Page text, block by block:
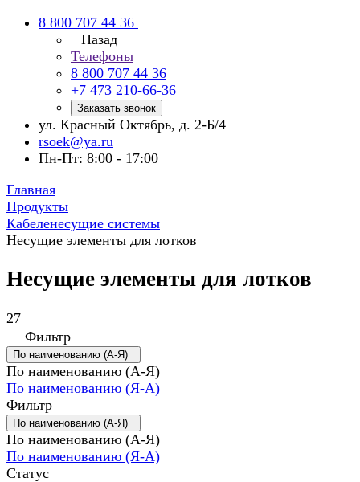
8 800 707 44 36
Назад
Телефоны
8 800 707 44 36
+7 473 210-66-36
Заказать звонок
ул. Красный Октябрь, д. 2-Б/4
rsoek@ya.ru
Пн-Пт: 8:00 - 17:00
Главная
Продукты
Кабеленесущие системы
Несущие элементы для лотков
Несущие элементы для лотков
27
Фильтр
По наименованию (А-Я)
По наименованию (А-Я)
По наименованию (Я-А)
Фильтр
По наименованию (А-Я)
По наименованию (А-Я)
По наименованию (Я-А)
Статус